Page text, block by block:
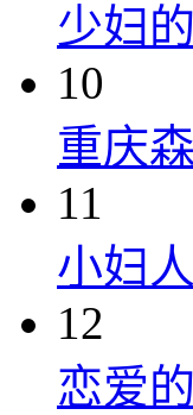
少妇
10
重庆
11
小妇
12
恋爱